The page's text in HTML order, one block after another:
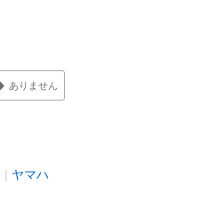
ありません
ヤマハ